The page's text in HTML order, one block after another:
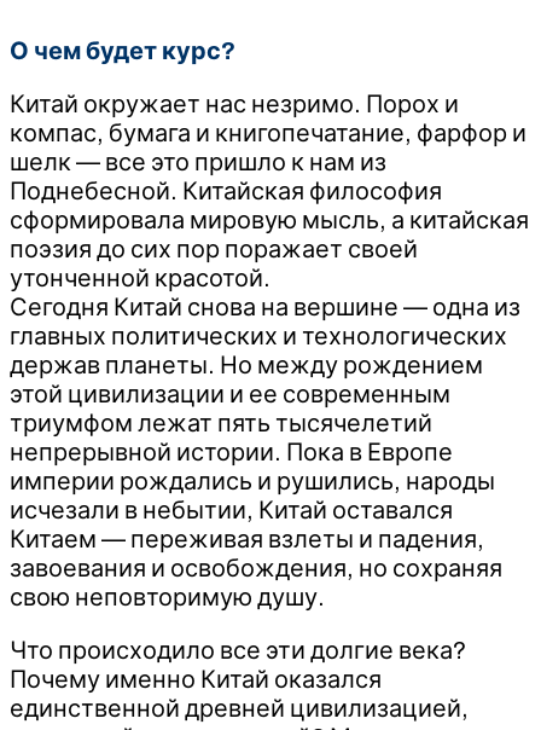
О чем будет курс?
Китай окружает нас незримо. Порох и
компас, бумага и книгопечатание, фарфор и
шелк — все это пришло к нам из
Поднебесной. Китайская философия
сформировала мировую мысль, а китайская
поэзия до сих пор поражает своей
утонченной красотой.
Сегодня Китай снова на вершине — одна из
главных политических и технологических
держав планеты. Но между рождением
этой цивилизации и ее современным
триумфом лежат пять тысячелетий
непрерывной истории. Пока в Европе
империи рождались и рушились, народы
исчезали в небытии, Китай оставался
Китаем — переживая взлеты и падения,
завоевания и освобождения, но сохраняя
свою неповторимую душу.
Что происходило все эти долгие века?
Почему именно Китай оказался
единственной древней цивилизацией,